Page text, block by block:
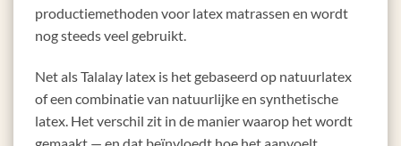
productiemethoden voor latex matrassen en wordt
nog steeds veel gebruikt.
Net als Talalay latex is het gebaseerd op natuurlatex
of een combinatie van natuurlijke en synthetische
latex. Het verschil zit in de manier waarop het wordt